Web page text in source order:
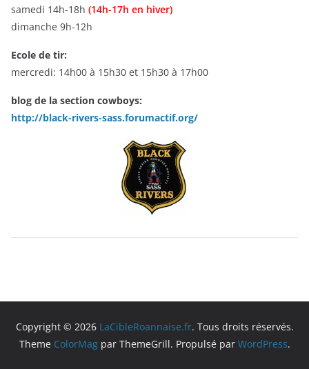
samedi 14h-18h (14h-17h en hiver)
dimanche 9h-12h
Ecole de tir:
mercredi: 14h00 à 15h30 et 15h30 à 17h00
blog de la section cowboys:
http://black-rivers-sass.forumactif.org/
Copyright © 2026 LaCibleRoannaise.fr. Tous droits réservés.
Theme ColorMagpar ThemeGrill. Propulsé par WordPress.